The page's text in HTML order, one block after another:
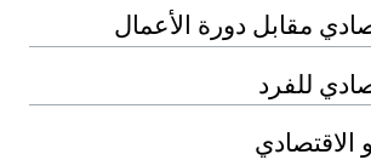
مقابل دورة الأعمال
للفرد
الاقتصادي